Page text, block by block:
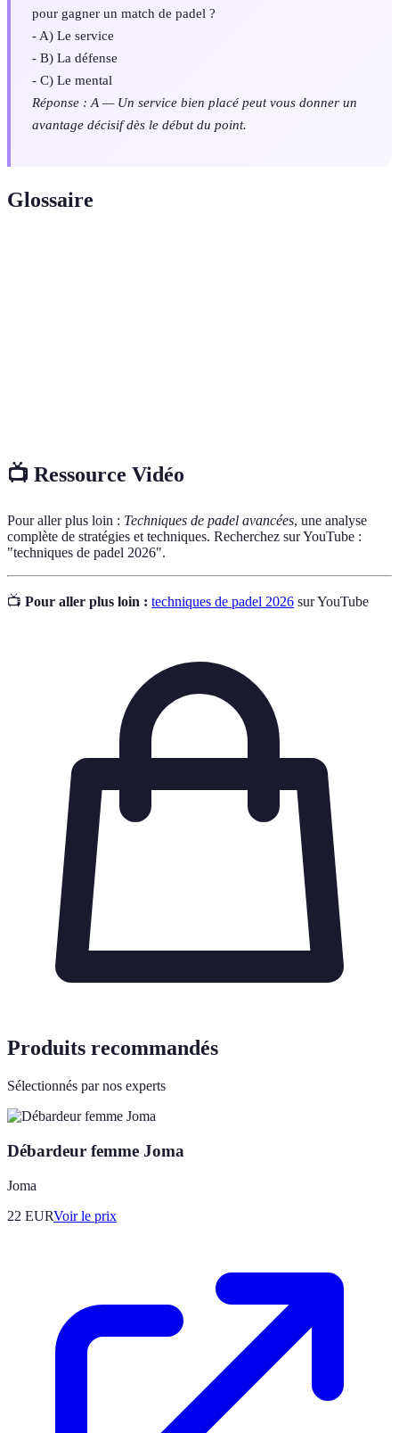
pour gagner un match de padel ?
- A) Le service
- B) La défense
- C) Le mental
Réponse : A — Un service bien placé peut vous donner un
avantage décisif dès le début du point.
Glossaire
📺 Ressource Vidéo
Pour aller plus loin : Techniques de padel avancées, une analyse
complète de stratégies et techniques. Recherchez sur YouTube :
"techniques de padel 2026".
📺 Pour aller plus loin : techniques de padel 2026 sur YouTube
Produits recommandés
Sélectionnés par nos experts
Débardeur femme Joma
Joma
22 EURVoir le prix